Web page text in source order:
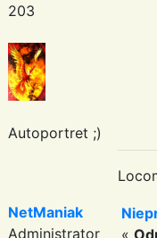
203
Autoportret ;)
NetManiak
Administrator
«